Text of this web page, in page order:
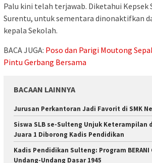
Palu kini telah terjawab. Diketahui Kepsek
Surentu, untuk sementara dinonaktifkan
kepala Sekolah.
BACA JUGA: Poso dan Parigi Moutong
Pintu Gerbang Bersama
BACAAN LAINNYA
Jurusan Perkantoran Jadi Favorit di SMK
Siswa SLB se-Sulteng Unjuk Keterampilan
Juara 1 Diborong Kadis Pendidikan
Kadis Pendidikan Sulteng: Program BERANI
Undang-Undang Dasar 1945